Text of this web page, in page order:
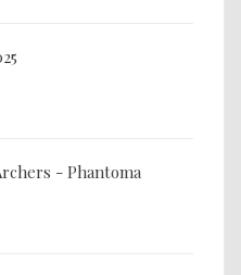
- Phantoma